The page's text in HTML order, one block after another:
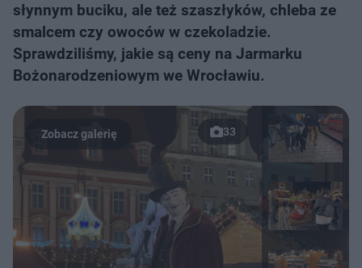
słynnym buciku, ale też szaszłyków, chleba ze
smalcem czy owoców w czekoladzie.
Sprawdziliśmy, jakie są ceny na Jarmarku
Bożonarodzeniowym we Wrocławiu.
33